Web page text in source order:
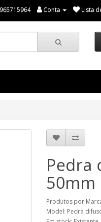
Conta Lista
Pedra
50mm
Produtos por
Model: Pedra